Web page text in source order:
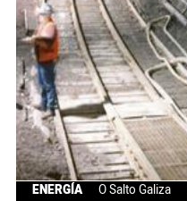
ENERGÍA O Salto Galiza